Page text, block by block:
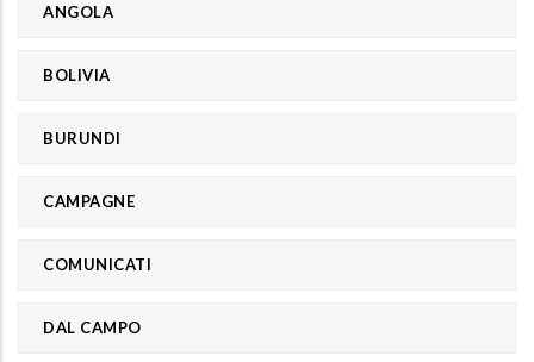
ANGOLA
BOLIVIA
BURUNDI
CAMPAGNE
COMUNICATI
DAL CAMPO